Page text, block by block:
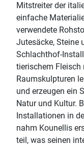
Mitstreiter der
einfache
verwendete
Jutesäcke, Steine
Schlachthof-
tierischem Fleisch
Raumskulpturen
und erzeugen ein
Natur und Kultur.
Installationen in
nahm Kounellis
teil, was seinen